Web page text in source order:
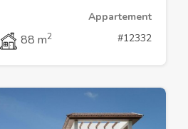
Appartement
88 m2 #12332